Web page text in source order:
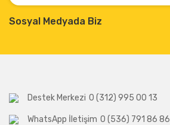
Sosyal Medyada Biz
Destek Merkezi 0 (312) 995 00 13
WhatsApp İletişim 0 (536) 791 86 86